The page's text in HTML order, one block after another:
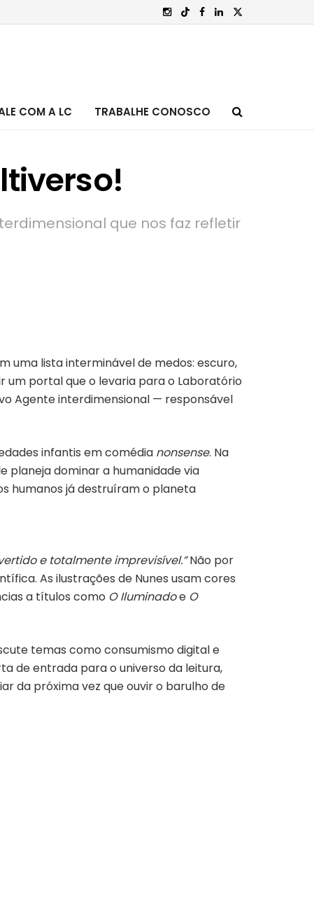
COM A LC TRABALHE CONOSCO
que nos faz refletir
uma lista interminável de medos: escuro,
um portal que o levaria para o Laboratório
Agente interdimensional — responsável
infantis em comédia nonsense. Na
planeja dominar a humanidade via
humanos já destruíram o planeta
e totalmente imprevisível.”Não por
As ilustrações de Nunes usam cores
a títulos como O Iluminadoe O
temas como consumismo digital e
de entrada para o universo da leitura,
da próxima vez que ouvir o barulho de